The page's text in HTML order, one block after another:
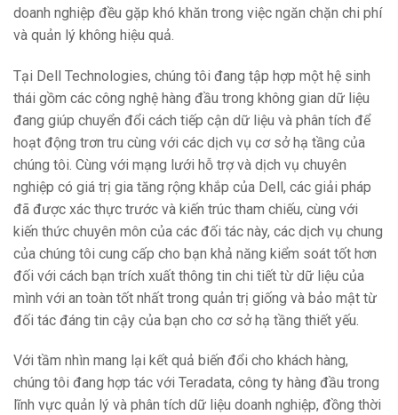
doanh nghiệp đều gặp khó khăn trong việc ngăn chặn chi phí
và quản lý không hiệu quả.
Tại Dell Technologies, chúng tôi đang tập hợp một hệ sinh
thái gồm các công nghệ hàng đầu trong không gian dữ liệu
đang giúp chuyển đổi cách tiếp cận dữ liệu và phân tích để
hoạt động trơn tru cùng với các dịch vụ cơ sở hạ tầng của
chúng tôi. Cùng với mạng lưới hỗ trợ và dịch vụ chuyên
nghiệp có giá trị gia tăng rộng khắp của Dell, các giải pháp
đã được xác thực trước và kiến ​​trúc tham chiếu, cùng với
kiến ​​thức chuyên môn của các đối tác này, các dịch vụ chung
của chúng tôi cung cấp cho bạn khả năng kiểm soát tốt hơn
đối với cách bạn trích xuất thông tin chi tiết từ dữ liệu của
mình với an toàn tốt nhất trong quản trị giống và bảo mật từ
đối tác đáng tin cậy của bạn cho cơ sở hạ tầng thiết yếu.
Với tầm nhìn mang lại kết quả biến đổi cho khách hàng,
chúng tôi đang hợp tác với Teradata, công ty hàng đầu trong
lĩnh vực quản lý và phân tích dữ liệu doanh nghiệp, đồng thời